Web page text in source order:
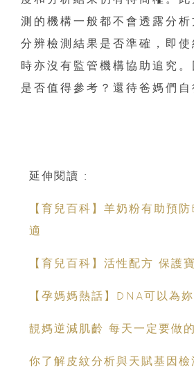
測的機構一般都不會透露分析
分辨檢測結果是否準確，即使
時亦沒有監管機構協助追究
是否值得參考？還待爸媽們自
延伸閱讀 :
【育兒百科】羊奶粉有助預
適
【育兒百科】活性配方 保護
【孕媽媽熱話】DNA可以為
靚媽逆減肌齡 每天一定要做
你了解皮紋分析與天賦基因檢